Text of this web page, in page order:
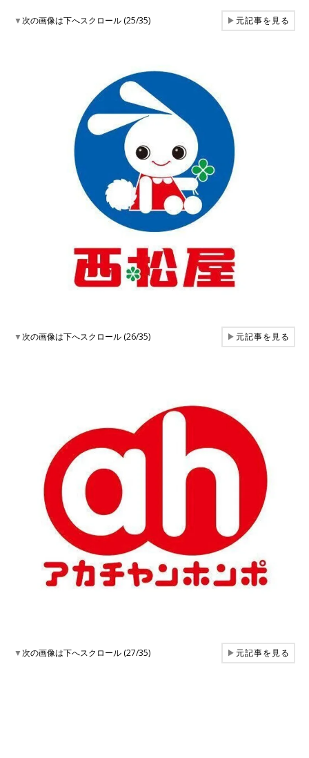
▼次の画像は下へスクロール (25/35) ▶元記事を見る
▼次の画像は下へスクロール (26/35) ▶元記事を見る
▼次の画像は下へスクロール (27/35) ▶元記事を見る